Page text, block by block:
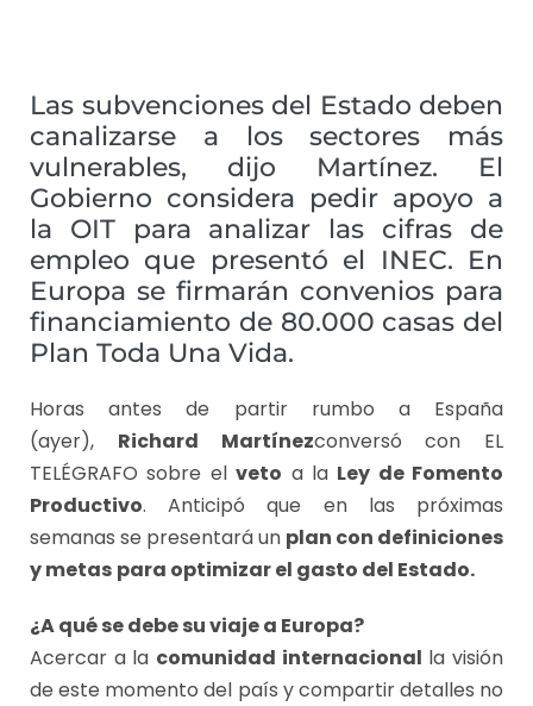
Las subvenciones del Estado deben
canalizarse a los sectores más
vulnerables, dijo Martínez. El
Gobierno considera pedir apoyo a
la OIT para analizar las cifras de
empleo que presentó el INEC. En
Europa se firmarán convenios para
financiamiento de 80.000 casas del
Plan Toda Una Vida.
Horas antes de partir rumbo a España
(ayer), Richard Martínezconversó con EL
TELÉGRAFO sobre elveto a la Ley de Fomento
Productivo. Anticipó que en las próximas
semanas se presentará un plan con definiciones
y metas para optimizar el gasto del Estado.
¿A qué se debe su viaje a Europa?
Acercar a la comunidad internacional la visión
de este momento del país y compartir detalles no